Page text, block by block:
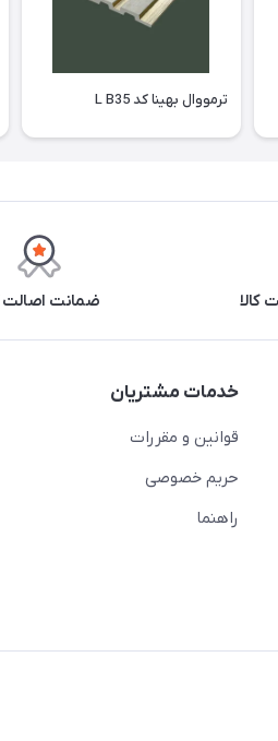
ترمووال بهینا کد L B35
کالا ضمانت اصالت
خدمات مشتریان
قوانین و مقررات
حریم خصوصی
راهنما